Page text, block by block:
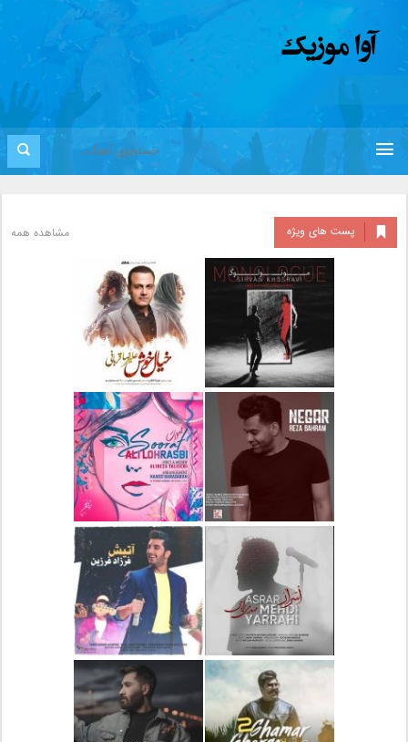
پست های ویژه مشاهده همه
دانلود آلبوم جدید سیروان
خسروی بنام مونولوگ
دانلود آهنگ جدید علیرضا
قربانی بنام خیال خوش
دانلود آهنگ جدید رضا
بهرام بنام نگار
دانلود آهنگ جدید علی
لهراسبی بنام صورت
دانلود آهنگ جدید مهدی
یراحی بنام اسرار
دانلود آهنگ جدید فرزاد
فرزین بنام آتیش